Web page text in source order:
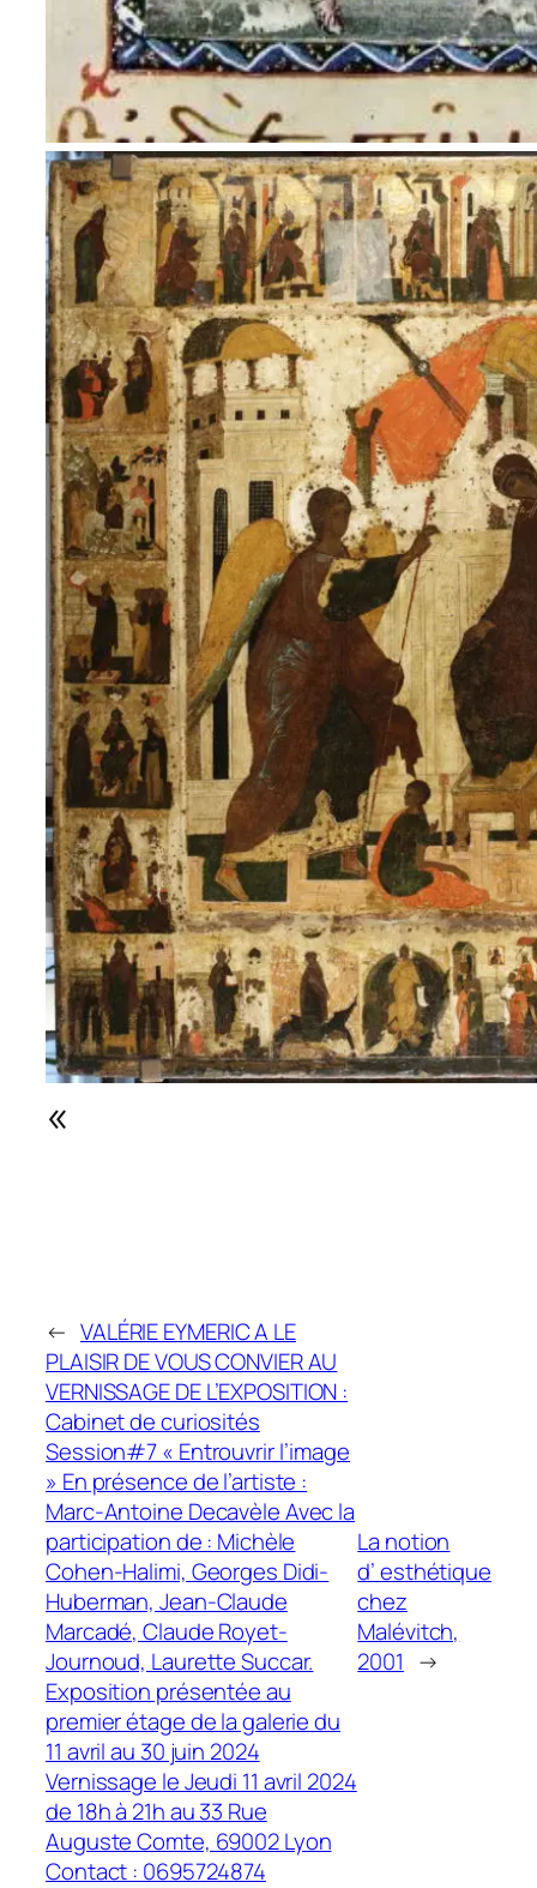
«
← VALÉRIE EYMERIC A LE
PLAISIR DE VOUS CONVIER AU
VERNISSAGE DE L’EXPOSITION :
Cabinet de curiosités
Session#7 « Entrouvrir l’image
» En présence de l’artiste :
Marc-Antoine Decavèle Avec la
participation de : Michèle
Cohen-Halimi, Georges Didi-
Huberman, Jean-Claude
Marcadé, Claude Royet-
Journoud, Laurette Succar.
Exposition présentée au
premier étage de la galerie du
11 avril au 30 juin 2024
Vernissage le Jeudi 11 avril 2024
de 18h à 21h au 33 Rue
Auguste Comte, 69002 Lyon
Contact : 0695724874
La notion
d’ esthétique
chez
Malévitch,
2001 →